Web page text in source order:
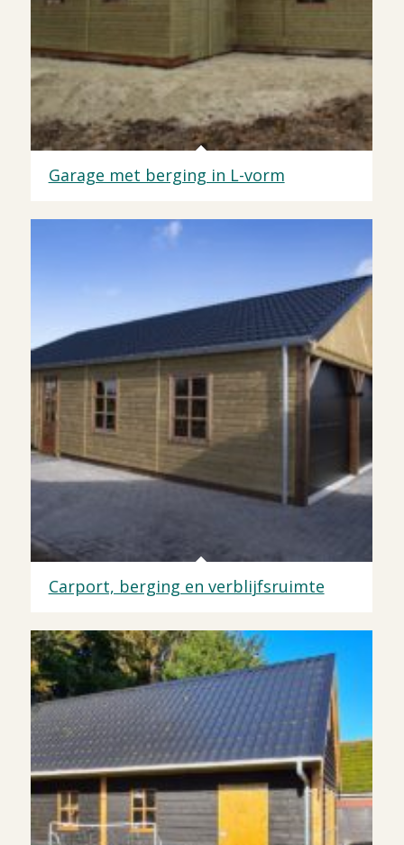
Garage met berging in L-vorm
Carport, berging en verblijfsruimte